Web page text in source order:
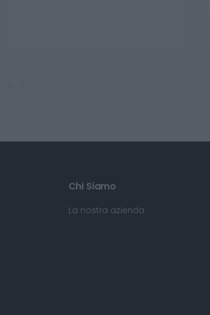
Chi Siamo
La nostra azienda